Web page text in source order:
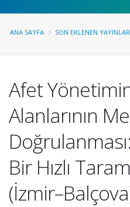
ANA SAYFA SON EKLENEN YAYINLAR
Afet
Alanlarının
Bir Hızlı